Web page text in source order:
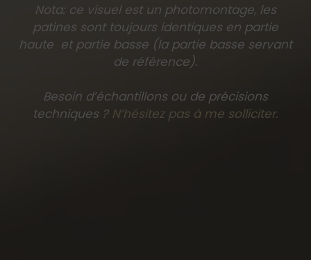
Nota: ce visuel est un photomontage, les
patines sont toujours identiques en partie
haute et partie basse (la partie basse servant
de référence).
Besoin d’échantillons ou de précisions
techniques ? N’hésitez pas à me solliciter.
mécanisme.